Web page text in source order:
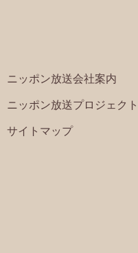
ニッポン放送会社案内
ニッポン放送プロジェク
サイトマップ